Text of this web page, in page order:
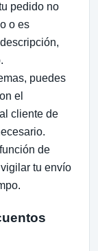
pedido no
o es
puedes
el
cliente de
de
tu envío